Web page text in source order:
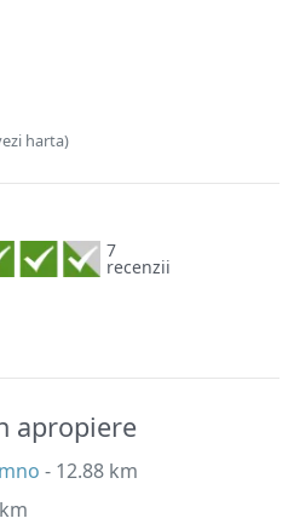
harta)
7
recenzii
apropiere
- 12.88 km